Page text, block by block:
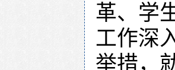
革、学
工作深
举措，